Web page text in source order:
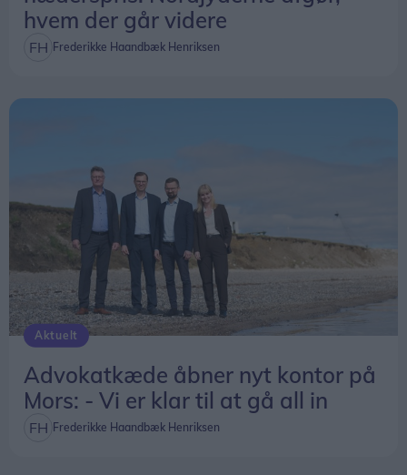
hvem der går videre
Frederikke Haandbæk Henriksen
Aktuelt
Advokatkæde åbner nyt kontor på
Mors: - Vi er klar til at gå all in
Frederikke Haandbæk Henriksen